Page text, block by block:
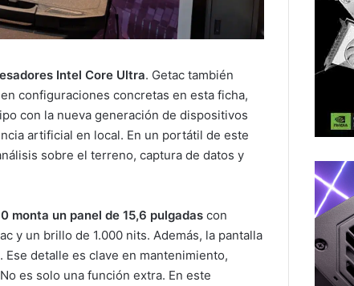
Intel Core Ultra. Getac también
configuraciones concretas en esta ficha,
con la nueva generación de dispositivos
artificial en local. En un portátil de este
sobre el terreno, captura de datos y
monta un panel de 15,6 pulgadas con
y un brillo de 1.000 nits. Además, la pantalla
detalle es clave en mantenimiento,
es solo una función extra. En este